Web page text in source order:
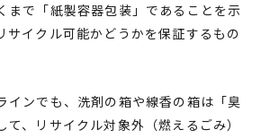
まで「紙製容器包装」であることを示
サイクル可能かどうかを保証するもの
インでも、洗剤の箱や線香の箱は「臭
、リサイクル対象外（燃えるごみ）